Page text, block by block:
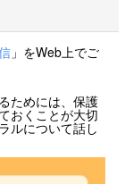
」をWeb上でご
ためには、保護
おくことが大切
ルについて話し